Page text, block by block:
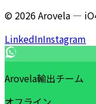
© 2026 Arovela —
LinkedInInstagram
Arovela輸出チーム